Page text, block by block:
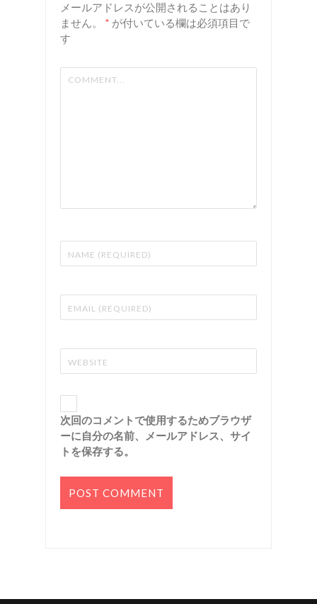
メールアドレスが公開されることはあり
ません。
* が付いている欄は必須項目で
す
次回のコメントで使用するためブラウザ
ーに自分の名前、メールアドレス、サイ
トを保存する。